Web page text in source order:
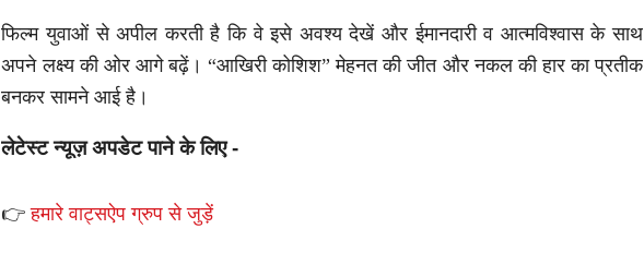
फिल्म युवाओं से अपील करती है कि वे इसे अवश्य देखें और ईमानदारी व आत्मविश्वास के साथ
अपने लक्ष्य की ओर आगे बढ़ें। “आखिरी कोशिश” मेहनत की जीत और नकल की हार का प्रतीक
बनकर सामने आई है।
लेटेस्ट न्यूज़ अपडेट पाने के लिए -
👉हमारे वाट्सऐप ग्रुप से जुड़ें